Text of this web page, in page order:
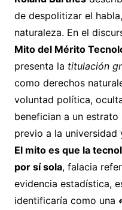
de despolitizar el
naturaleza. En el
Mito del Mérito
presenta la titulación
como derechos
voluntad política,
benefician a un
previo a la
El mito es que la
por sí sola, falacia
evidencia estadística,
identificaría como una